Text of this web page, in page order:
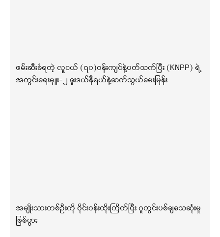
ဖမ်းဆီးခံရတဲ့ လူငယ် (၇၀)ဝန်းကျင်နဲ့ပတ်သက်ပြီး (KNPP) ရဲ့
အတွင်းရေးမှူး-၂ ခူးဒယ်နီရယ်နဲ့ဆက်သွယ်မေးမြန်း
အမျိုးသားတစ်ဦးကို ဝိုင်းဝန်းထိုးကြိတ်ပြီး ဂူတွင်းပစ်ချသေဆုံးမှု
ဖြစ်ပွား